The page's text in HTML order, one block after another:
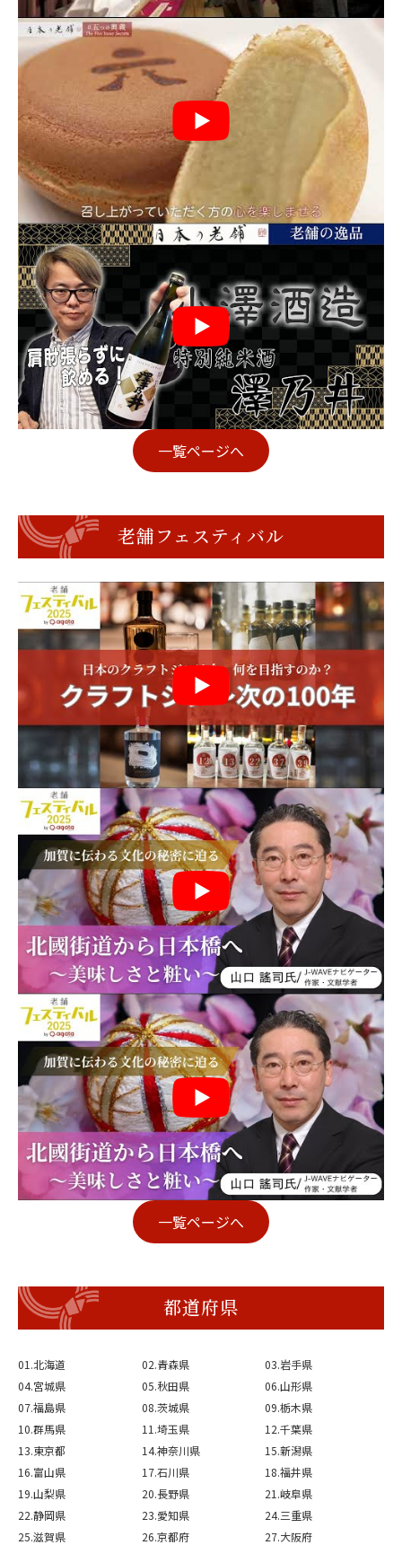
一覧ページへ
老舗フェスティバル
一覧ページへ
都道府県
01.北海道 02.青森県
03.岩手県
04.宮城県
05.秋田県
06.山形県
07.福島県
08.茨城県
09.栃木県
10.群馬県
11.埼玉県
12.千葉県
13.東京都
14.神奈川県
15.新潟県
16.富山県
17.石川県
18.福井県
19.山梨県
20.長野県
21.岐阜県
22.静岡県
23.愛知県
24.三重県
25.滋賀県
26.京都府
27.大阪府